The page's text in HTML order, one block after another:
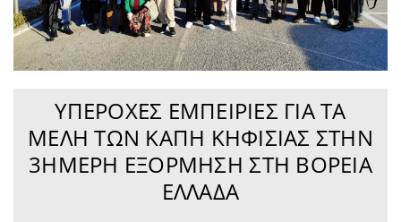
ΥΠΈΡΟΧΕΣ ΕΜΠΕΙΡΊΕΣ ΓΙΑ ΤΑ
ΜΈΛΗ ΤΩΝ ΚΑΠΗ ΚΗΦΙΣΙΆΣ ΣΤΗΝ
3ΉΜΕΡΗ ΕΞΌΡΜΗΣΗ ΣΤΗ ΒΌΡΕΙΑ
ΕΛΛΆΔΑ